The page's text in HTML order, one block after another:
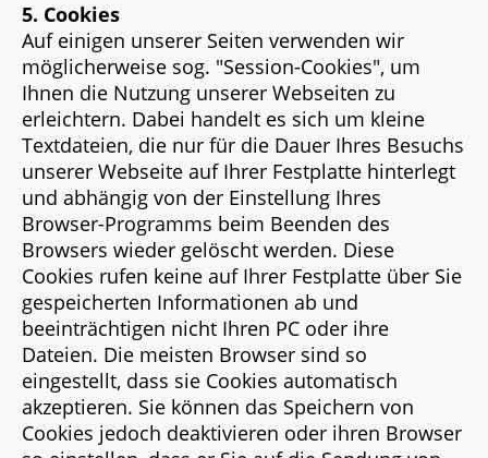
5. Cookies
Auf einigen unserer Seiten verwenden wir
möglicherweise sog. "Session-Cookies", um
Ihnen die Nutzung unserer Webseiten zu
erleichtern. Dabei handelt es sich um kleine
Textdateien, die nur für die Dauer Ihres Besuchs
unserer Webseite auf Ihrer Festplatte hinterlegt
und abhängig von der Einstellung Ihres
Browser-Programms beim Beenden des
Browsers wieder gelöscht werden. Diese
Cookies rufen keine auf Ihrer Festplatte über Sie
gespeicherten Informationen ab und
beeinträchtigen nicht Ihren PC oder ihre
Dateien. Die meisten Browser sind so
eingestellt, dass sie Cookies automatisch
akzeptieren. Sie können das Speichern von
Cookies jedoch deaktivieren oder ihren Browser